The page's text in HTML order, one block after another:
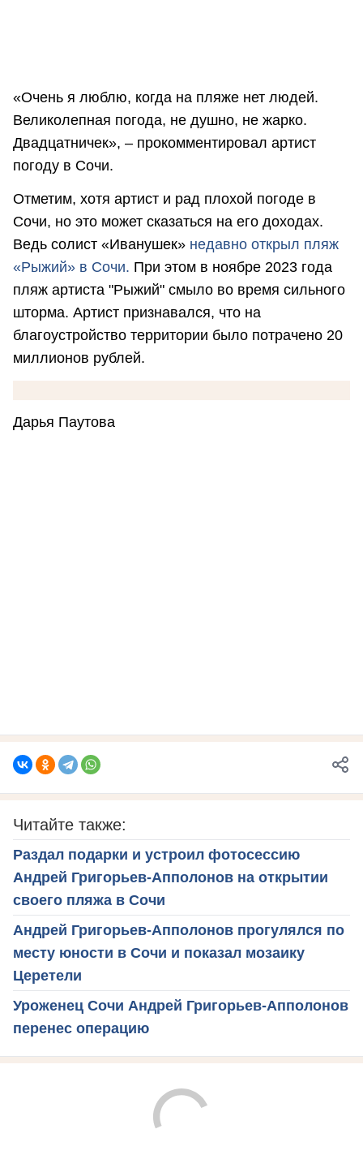
«Очень я люблю, когда на пляже нет людей.
Великолепная погода, не душно, не жарко.
Двадцатничек», – прокомментировал артист
погоду в Сочи.
Отметим, хотя артист и рад плохой погоде в
Сочи, но это может сказаться на его доходах.
Ведь солист «Иванушек» недавно открыл пляж
«Рыжий» в Сочи. При этом в ноябре 2023 года
пляж артиста "Рыжий" смыло во время сильного
шторма. Артист признавался, что на
благоустройство территории было потрачено 20
миллионов рублей.
Дарья Паутова
Читайте также:
Раздал подарки и устроил фотосессию
Андрей Григорьев-Апполонов на открытии
своего пляжа в Сочи
Андрей Григорьев-Апполонов прогулялся по
месту юности в Сочи и показал мозаику
Церетели
Уроженец Сочи Андрей Григорьев-Апполонов
перенес операцию